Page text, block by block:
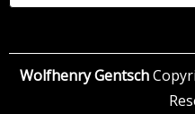
for:
Wolfhenry Gentsch